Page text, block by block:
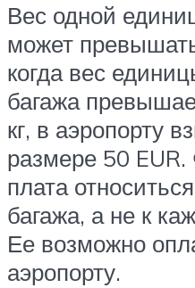
Вес одной
может
когда вес
багажа
кг, в аэропорту
размере 50
плата
багажа, а не к
Ее возможно
аэропорту.